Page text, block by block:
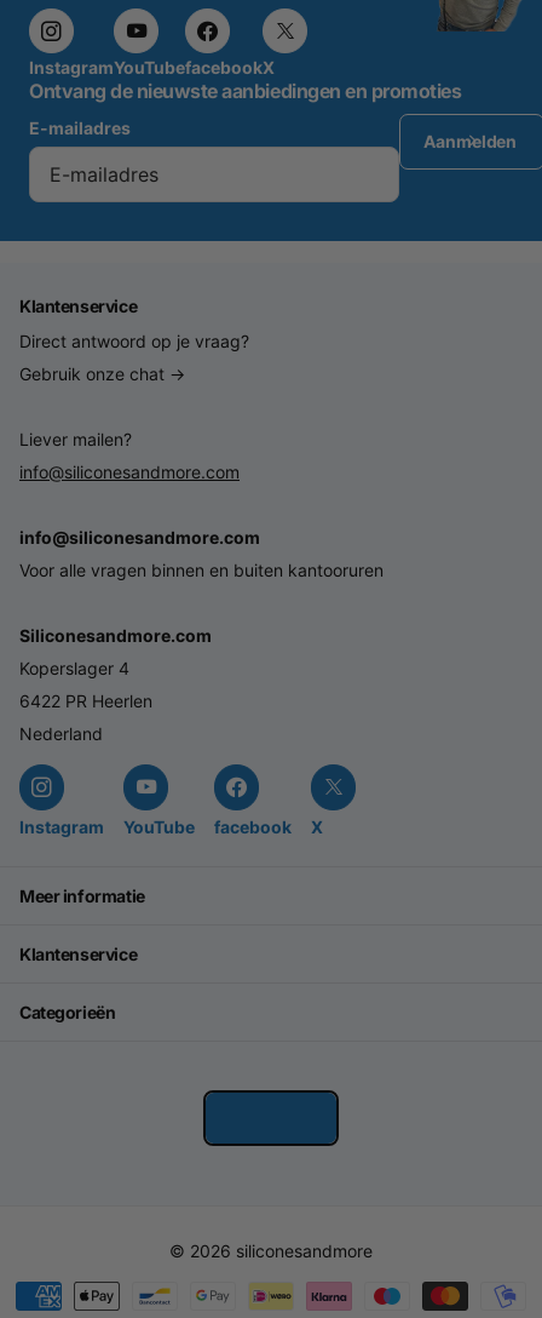
InstagramYouTubefacebookX
Ontvang de nieuwste aanbiedingen en promoties
E-mailadres
Aanmelden
Meer informatie
Klantenservice
Categorieën
Klantenservice
Direct antwoord op je vraag?
Gebruik onze chat →
Liever mailen?
info@siliconesandmore.com
info@siliconesandmore.com
Voor alle vragen binnen en buiten kantooruren
Siliconesandmore.com
Koperslager 4
6422 PR Heerlen
Nederland
Instagram YouTube facebook X
© 2026 siliconesandmore